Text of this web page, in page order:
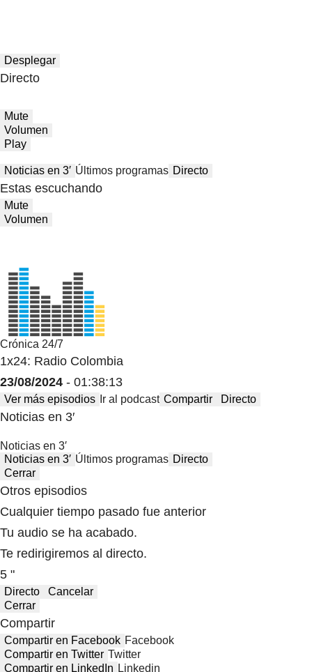
Desplegar
Directo
Mute
Volumen
Play
Noticias en 3′ Últimos programas Directo
Estas escuchando
Mute
Volumen
Crónica 24/7
1x24: Radio Colombia
23/08/2024 - 01:38:13
Ver más episodios Ir al podcast Compartir Directo
Noticias en 3′
Noticias en 3′
Noticias en 3′ Últimos programas Directo
Cerrar
Otros episodios
Cualquier tiempo pasado fue anterior
Tu audio se ha acabado.
Te redirigiremos al directo.
5 "
Directo
Cancelar
Cerrar
Compartir
Compartir en Facebook Facebook
Compartir en Twitter Twitter
Compartir en LinkedIn Linkedin